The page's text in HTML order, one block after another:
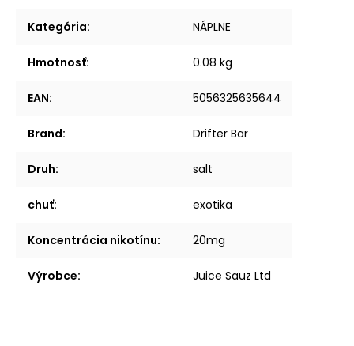
Kategória: NÁPLNE
Hmotnosť: 0.08 kg
EAN: 5056325635644
Brand: Drifter Bar
Druh: salt
chuť: exotika
Koncentrácia nikotínu: 20mg
Výrobce: Juice Sauz Ltd